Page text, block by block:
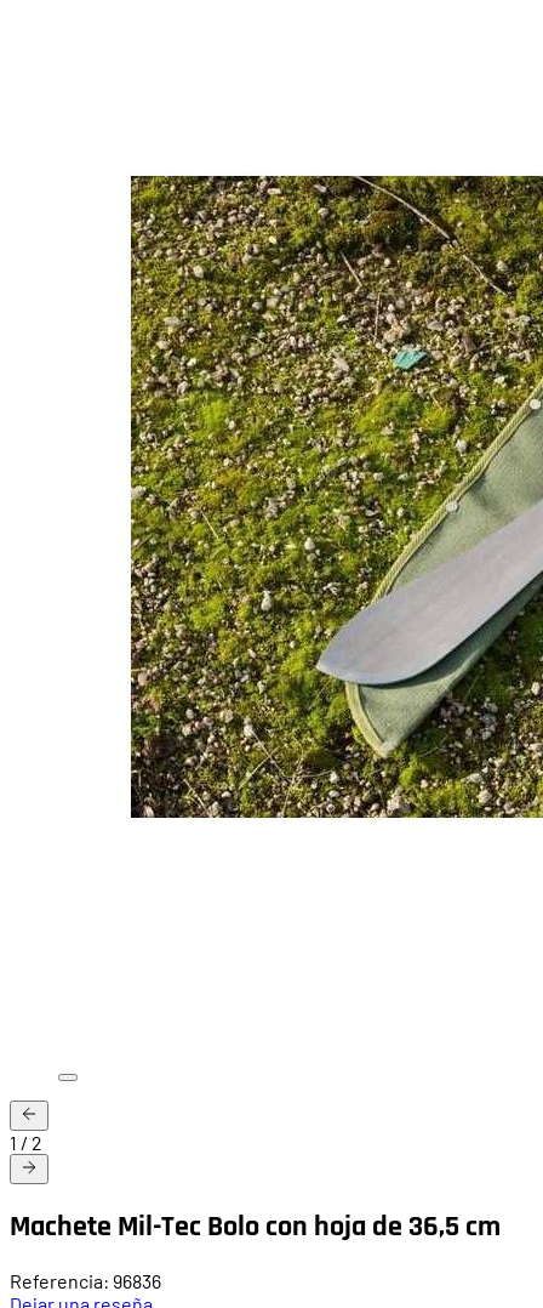
1 / 2
Machete Mil-Tec Bolo con hoja de 36,5 cm
Referencia: 96836